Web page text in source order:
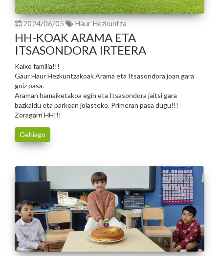
2024/06/05 Haur Hezkuntza
HH-KOAK ARAMA ETA
ITSASONDORA IRTEERA
Kaixo familia!!!
Gaur Haur Hezkuntzakoak Arama eta Itsasondora joan gara
goiz pasa.
Araman hamaiketakoa egin eta Itsasondora jaitsi gara
bazkaldu eta parkean jolasteko. Primeran pasa dugu!!!
Zoragarri HH!!!
Gehiago